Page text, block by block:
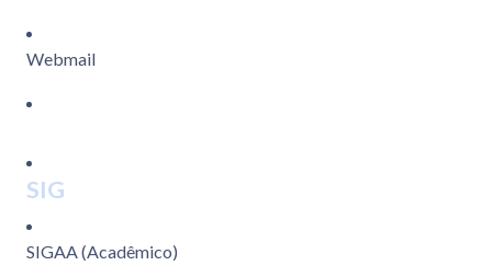
Webmail
SIG
SIGAA (Acadêmico)